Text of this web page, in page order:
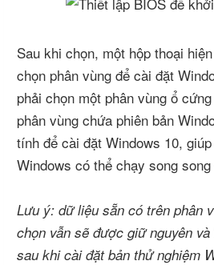
Sau khi chọn, một hộp thoại
chọn phân vùng để cài đặt
phải chọn một phân vùng ổ
phân vùng chứa phiên bản
tính để cài đặt Windows 10,
Windows có thể chạy song
Lưu ý: dữ liệu sẵn có trên phân
chọn vẫn sẽ được giữ nguyên
sau khi cài đặt bản thử nghiệm